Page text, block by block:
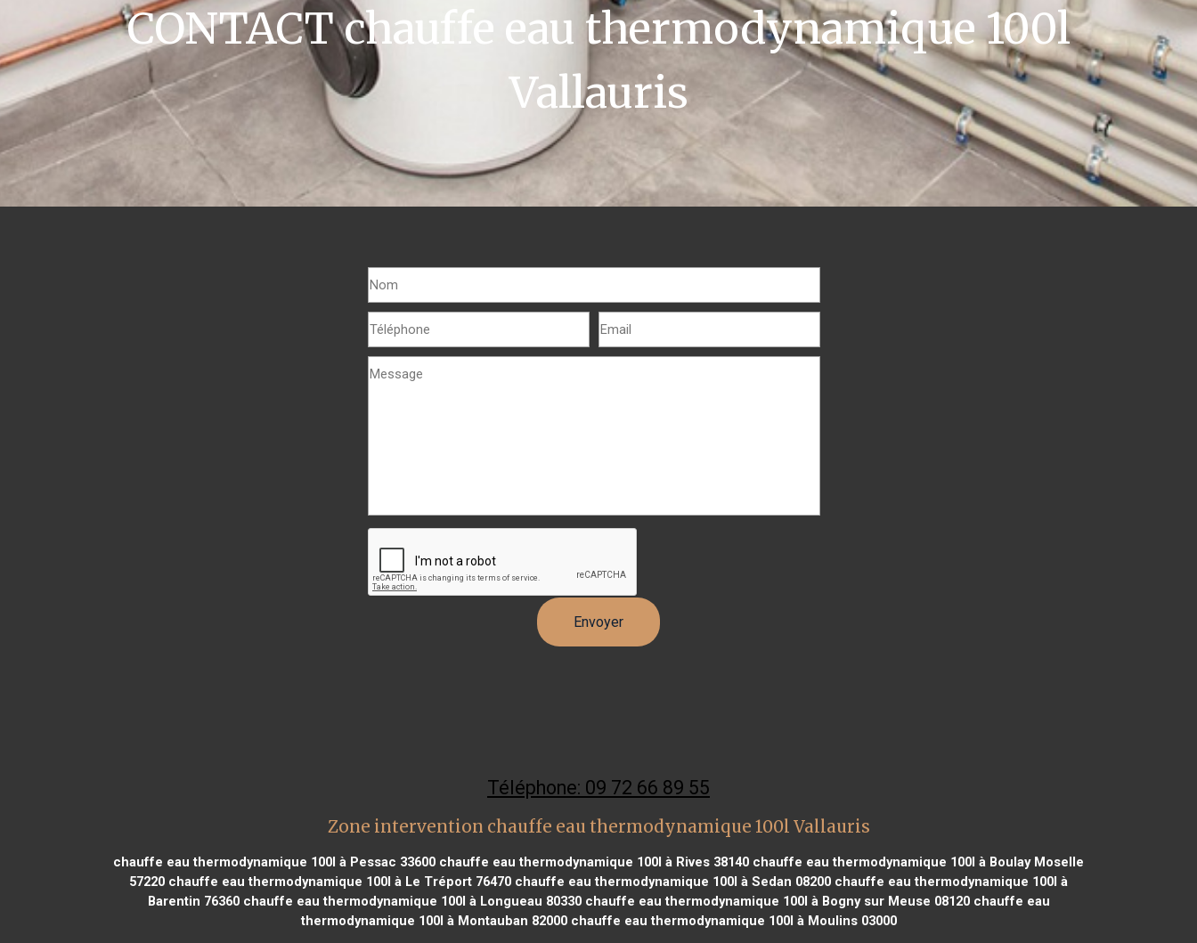
CONTACT chauffe eau thermodynamique 100l
Vallauris
Téléphone: 09 72 66 89 55
Zone intervention chauffe eau thermodynamique 100l Vallauris
chauffe eau thermodynamique 100l à Pessac 33600 chauffe eau thermodynamique 100l à Rives 38140 chauffe eau thermodynamique 100l à Boulay Moselle
57220 chauffe eau thermodynamique 100l à Le Tréport 76470 chauffe eau thermodynamique 100l à Sedan 08200 chauffe eau thermodynamique 100l à
Barentin 76360chauffe eau thermodynamique 100l à Longueau 80330chauffe eau thermodynamique 100l à Bogny sur Meuse 08120chauffe eau
thermodynamique 100l à Montauban 82000chauffe eau thermodynamique 100l à Moulins 03000